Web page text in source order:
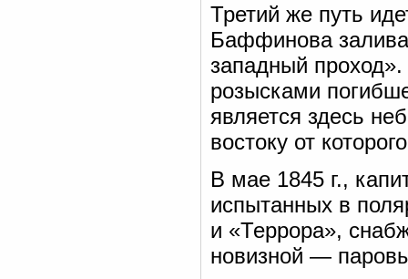
Третий же путь
Баффинова
западный
розысками
является здесь
востоку от
В мае 1845 г.,
испытанных в
и «Террора»,
новизной —